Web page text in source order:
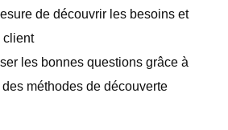
Nos Références
Contactez-nous
Protection des données
de découvrir les besoins et
client
les bonnes questions grâce à
méthodes de découverte